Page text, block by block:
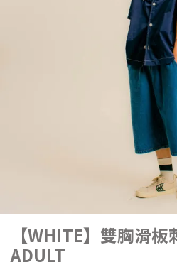
【WHITE】雙胸滑
ADULT